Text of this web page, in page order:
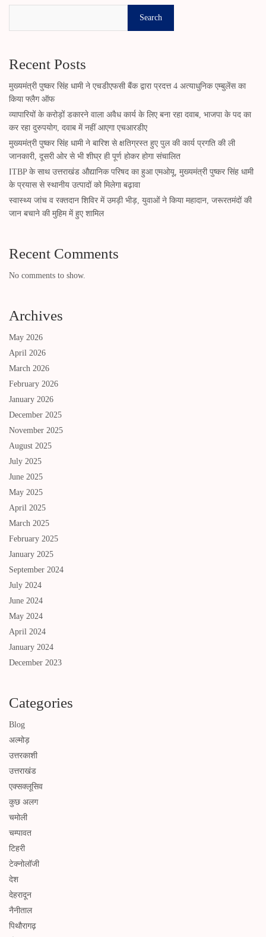
Search
Recent Posts
मुख्यमंत्री पुष्कर सिंह धामी ने एचडीएफसी बैंक द्वारा प्रदत्त 4 अत्याधुनिक एम्बुलेंस का
किया फ्लैग ऑफ
व्यापारियों के करोड़ों डकारने वाला अवैध कार्य के लिए बना रहा दवाब, भाजपा के पद का
कर रहा दुरुपयोग, दवाब में नहीं आएगा एचआरडीए
मुख्यमंत्री पुष्कर सिंह धामी ने बारिश से क्षतिग्रस्त हुए पुल की कार्य प्रगति की ली
जानकारी, दूसरी ओर से भी शीघ्र ही पूर्ण होकर होगा संचालित
ITBP के साथ उत्तराखंड औद्यानिक परिषद का हुआ एमओयू, मुख्यमंत्री पुष्कर सिंह धामी
के प्रयास से स्थानीय उत्पादों को मिलेगा बढ़ावा
स्वास्थ्य जांच व रक्तदान शिविर में उमड़ी भीड़, युवाओं ने किया महादान, जरूरतमंदों की
जान बचाने की मुहिम में हुए शामिल
Recent Comments
No comments to show.
Archives
May 2026
April 2026
March 2026
February 2026
January 2026
December 2025
November 2025
August 2025
July 2025
June 2025
May 2025
April 2025
March 2025
February 2025
January 2025
September 2024
July 2024
June 2024
May 2024
April 2024
January 2024
December 2023
Categories
Blog
अल्मोड़
उत्तरकाशी
उत्तराखंड
एक्सक्लूसिव
कुछ अलग
चमोली
चम्पावत
टिहरी
टेक्नोलॉजी
देश
देहरादून
नैनीताल
पिथौरागढ़